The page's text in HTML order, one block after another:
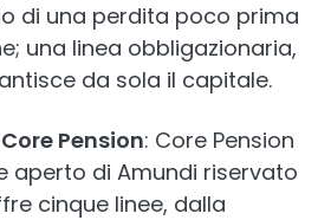
di una perdita poco prima
una linea obbligazionaria,
da sola il capitale.
Pension: Core Pension
aperto di Amundi riservato
cinque linee, dalla